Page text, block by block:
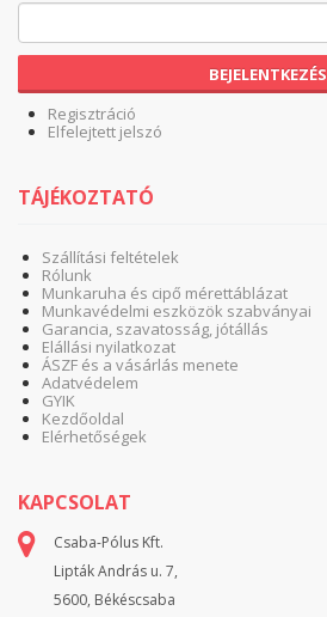
BEJELENTKEZÉS
Regisztráció
Elfelejtett jelszó
TÁJÉKOZTATÓ
Szállítási feltételek
Rólunk
Munkaruha és cipő mérettáblázat
Munkavédelmi eszközök szabványai
Garancia, szavatosság, jótállás
Elállási nyilatkozat
ÁSZF és a vásárlás menete
Adatvédelem
GYIK
Kezdőoldal
Elérhetőségek
KAPCSOLAT
Csaba-Pólus Kft.
Lipták András u. 7,
5600, Békéscsaba